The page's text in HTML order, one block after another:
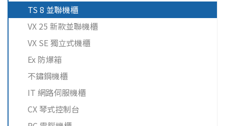
TS 8 並聯機櫃
VX 25 新款並聯機櫃
VX SE 獨立式機櫃
Ex 防爆箱
不鏽鋼機櫃
IT 網路伺服機櫃
CX 琴式控制台